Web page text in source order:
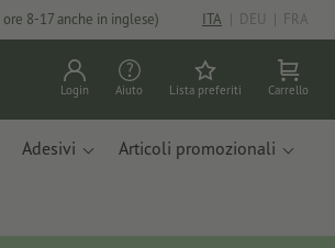
ore 8-17 anche in inglese) ITA | DEU | FRA
Login Aiuto Lista preferiti Carrello
Adesivi Articoli promozionali